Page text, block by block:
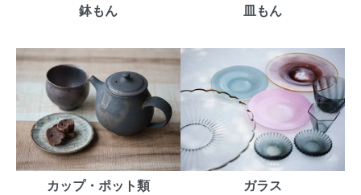
鉢もん 皿もん
カップ・ポット類 ガラス